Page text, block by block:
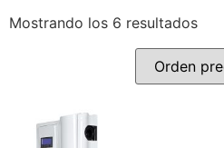
Mostrando los 6 resultados